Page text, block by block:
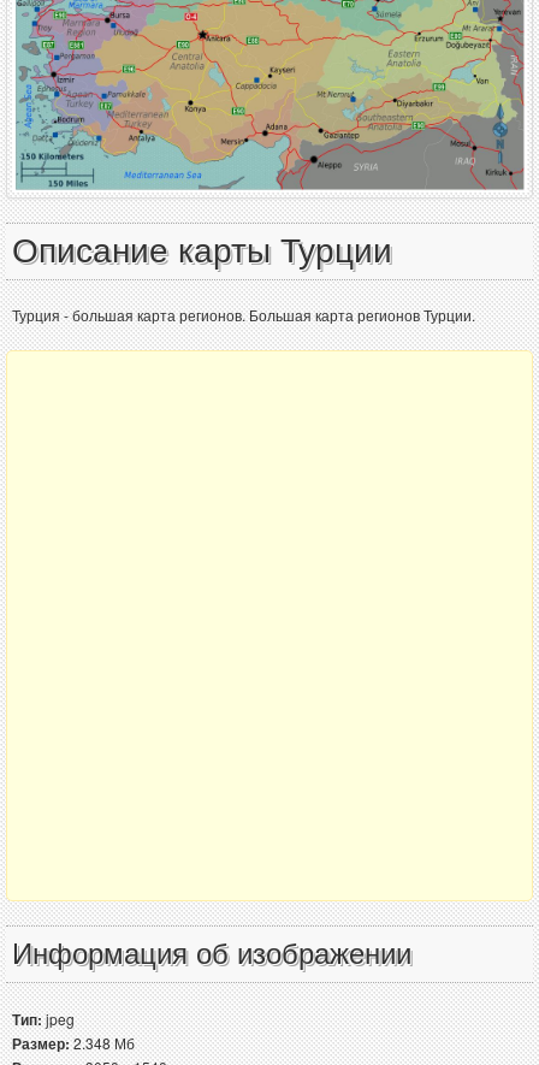
Описание карты Турции
Турция - большая карта регионов. Большая карта регионов Турции.
Информация об изображении
Тип:jpeg
Размер:2.348 Мб